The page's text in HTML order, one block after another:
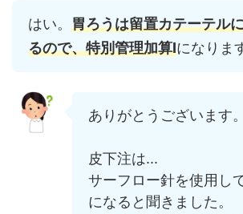
はい。 胃ろうは留置カテーテル
るので、特別管理加算Ⅰになりま
ありがとうございます。
皮下注は...
サーフロー針を使用し
になると聞きました。